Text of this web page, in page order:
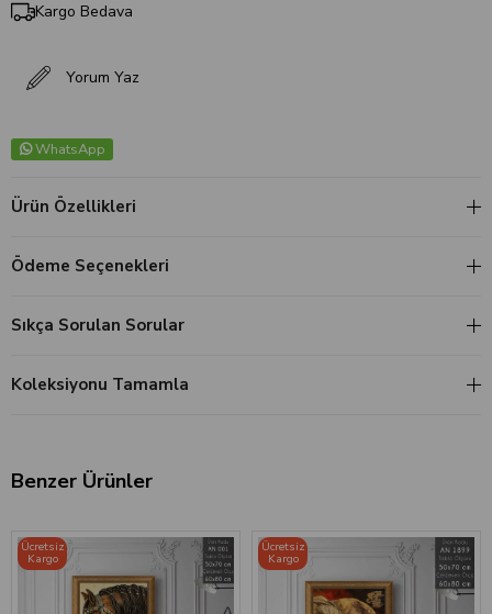
Kargo Bedava
Yorum Yaz
WhatsApp
Ürün Özellikleri
Ödeme Seçenekleri
Sıkça Sorulan Sorular
Koleksiyonu Tamamla
Benzer Ürünler
Ücretsiz
Kargo
Ücretsiz
Kargo